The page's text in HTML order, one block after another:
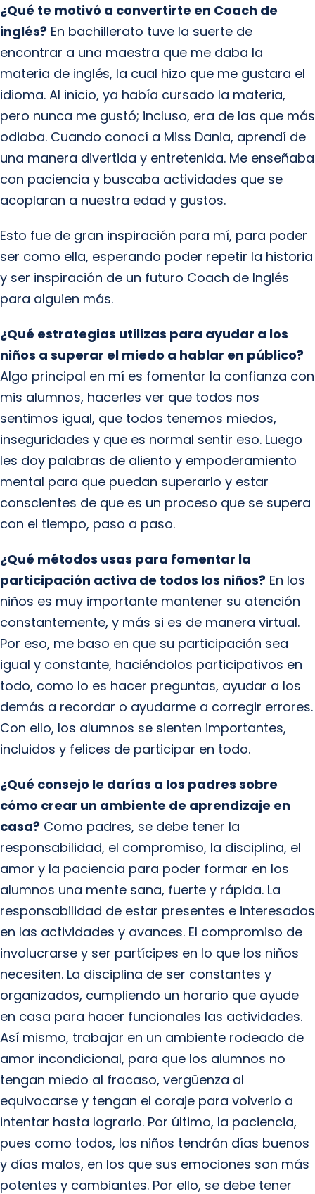
¿Qué te motivó a convertirte en Coach de
inglés? En bachillerato tuve la suerte de
encontrar a una maestra que me daba la
materia de inglés, la cual hizo que me gustara el
idioma. Al inicio, ya había cursado la materia,
pero nunca me gustó; incluso, era de las que más
odiaba. Cuando conocí a Miss Dania, aprendí de
una manera divertida y entretenida. Me enseñaba
con paciencia y buscaba actividades que se
acoplaran a nuestra edad y gustos.
Esto fue de gran inspiración para mí, para poder
ser como ella, esperando poder repetir la historia
y ser inspiración de un futuro Coach de Inglés
para alguien más.
¿Qué estrategias utilizas para ayudar a los
niños a superar el miedo a hablar en público?
Algo principal en mí es fomentar la confianza con
mis alumnos, hacerles ver que todos nos
sentimos igual, que todos tenemos miedos,
inseguridades y que es normal sentir eso. Luego
les doy palabras de aliento y empoderamiento
mental para que puedan superarlo y estar
conscientes de que es un proceso que se supera
con el tiempo, paso a paso.
¿Qué métodos usas para fomentar la
participación activa de todos los niños? En los
niños es muy importante mantener su atención
constantemente, y más si es de manera virtual.
Por eso, me baso en que su participación sea
igual y constante, haciéndolos participativos en
todo, como lo es hacer preguntas, ayudar a los
demás a recordar o ayudarme a corregir errores.
Con ello, los alumnos se sienten importantes,
incluidos y felices de participar en todo.
¿Qué consejo le darías a los padres sobre
cómo crear un ambiente de aprendizaje en
casa? Como padres, se debe tener la
responsabilidad, el compromiso, la disciplina, el
amor y la paciencia para poder formar en los
alumnos una mente sana, fuerte y rápida. La
responsabilidad de estar presentes e interesados
en las actividades y avances. El compromiso de
involucrarse y ser partícipes en lo que los niños
necesiten. La disciplina de ser constantes y
organizados, cumpliendo un horario que ayude
en casa para hacer funcionales las actividades.
Así mismo, trabajar en un ambiente rodeado de
amor incondicional, para que los alumnos no
tengan miedo al fracaso, vergüenza al
equivocarse y tengan el coraje para volverlo a
intentar hasta lograrlo. Por último, la paciencia,
pues como todos, los niños tendrán días buenos
y días malos, en los que sus emociones son más
potentes y cambiantes. Por ello, se debe tener